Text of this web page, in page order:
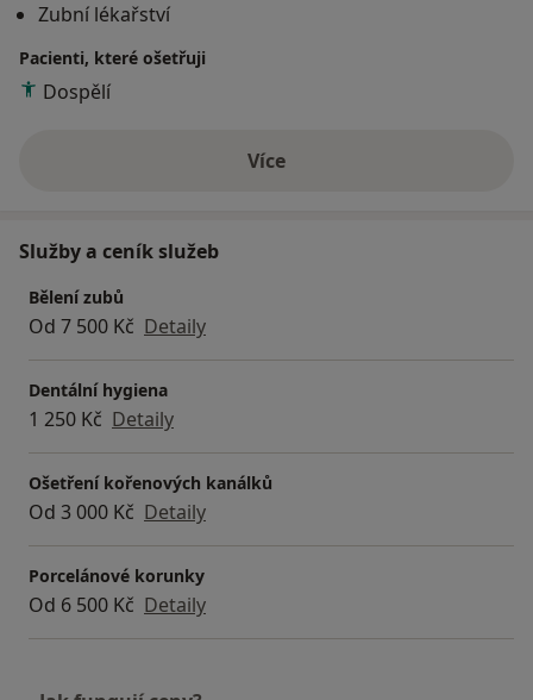
Zubní lékařství
Pacienti, které ošetřuji
Dospělí
Víceo zkušenostech
Služby a ceník služeb
Bělení zubů
Od 7 500 Kč Detaily
Dentální hygiena
1 250 Kč Detaily
Ošetření kořenových kanálků
Od 3 000 Kč Detaily
Porcelánové korunky
Od 6 500 Kč Detaily